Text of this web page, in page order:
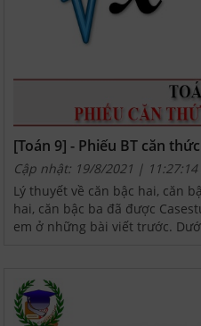
[Toán 9] - Phiếu BT căn
Cập nhật: 19/8/2021 | 11:27:14
Lý thuyết về căn bậc hai, căn
hai, căn bậc ba đã được
em ở những bài viết trước.